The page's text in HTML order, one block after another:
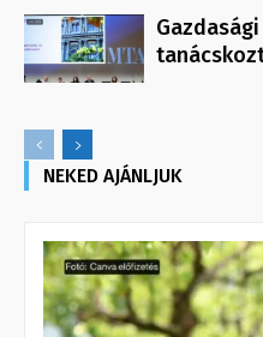
NEKED AJÁNLJUK